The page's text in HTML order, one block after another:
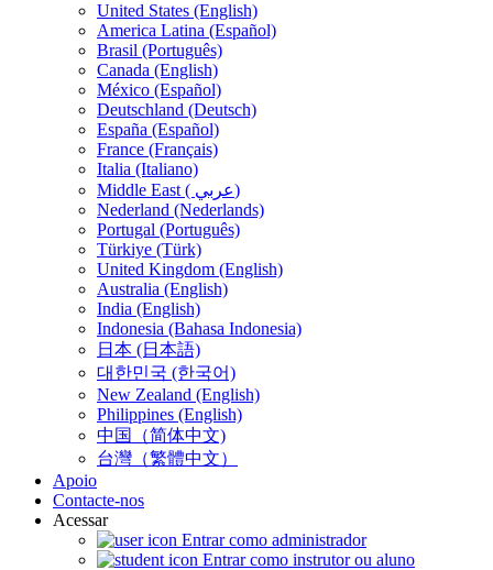
United States (English)
America Latina (Español)
Brasil (Português)
Canada (English)
México (Español)
Deutschland (Deutsch)
España (Español)
France (Français)
Italia (Italiano)
Middle East ( عربي)
Nederland (Nederlands)
Portugal (Português)
Türkiye (Türk)
United Kingdom (English)
Australia (English)
India (English)
Indonesia (Bahasa Indonesia)
日本 (日本語)
대한민국 (한국어)
New Zealand (English)
Philippines (English)
中国（简体中文)
台灣（繁體中文）
Apoio
Contacte-nos
Acessar
Entrar como administrador
Entrar como instrutor ou aluno